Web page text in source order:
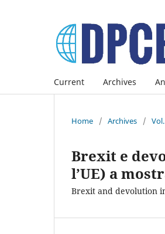
Current Archives
Home / Archives /
Brexit e
l’UE) a
Brexit and devolution